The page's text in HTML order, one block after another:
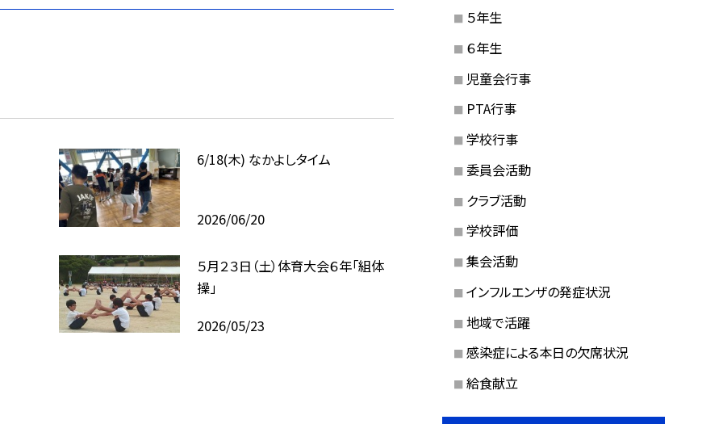
6/18(木) なかよしタイム
2026/06/20
５月２３日（土）体育大会６年「組体
操」
2026/05/23
５年生
６年生
児童会行事
PTA行事
学校行事
委員会活動
クラブ活動
学校評価
集会活動
インフルエンザの発症状況
地域で活躍
感染症による本日の欠席状況
給食献立